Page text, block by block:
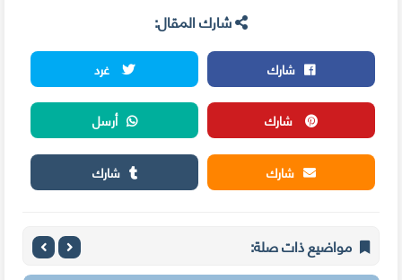
شارك المقال:
شارك
غرد
شارك
أرسل
شارك
شارك
مواضيع ذات صلة: